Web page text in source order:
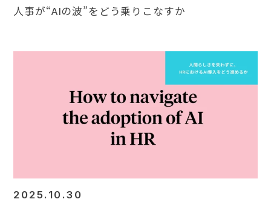
人事が“AIの波”をどう乗りこなすか
2025.10.30